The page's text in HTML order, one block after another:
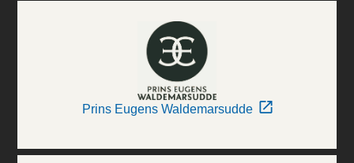
Prins Eugens Waldemarsudde